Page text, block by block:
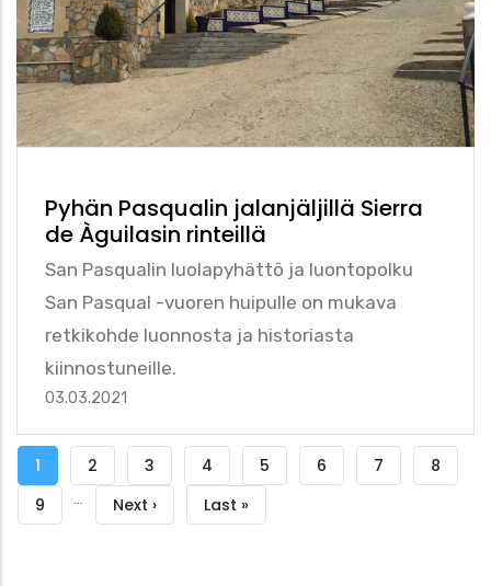
Pyhän Pasqualin jalanjäljillä Sierra
de Àguilasin rinteillä
San Pasqualin luolapyhättö ja luontopolku
San Pasqual -vuoren huipulle on mukava
retkikohde luonnosta ja historiasta
kiinnostuneille.
03.03.2021
Sivutus
Tämänhetkinen
sivu
1 Sivu
2 Sivu
3 Sivu
4 Sivu
5 Sivu
6 Sivu
7 Sivu
8
Sivu
9 …
Seuraava
Next ›
Viimeinen
Last »